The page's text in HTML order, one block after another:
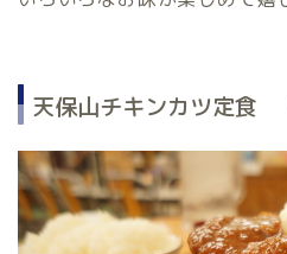
天保山チキンカツ定食